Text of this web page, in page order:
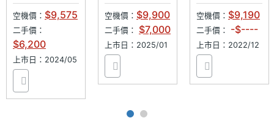
主相機
LED補
光燈
Yes
主相機
自動對
焦
空機價： $9,575
二手價：
$6,200
上市日：2024/05
空機價： $9,900
二手價： $7,000
上市日：2025/01
空機價： $9,190
二手價： -$----
上市日：2022/12